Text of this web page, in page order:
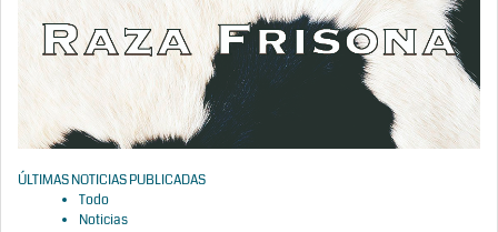
ÚLTIMAS NOTICIAS PUBLICADAS
Todo
Noticias